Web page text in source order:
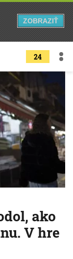
24
ako
V hre
ZOBRAZIŤ